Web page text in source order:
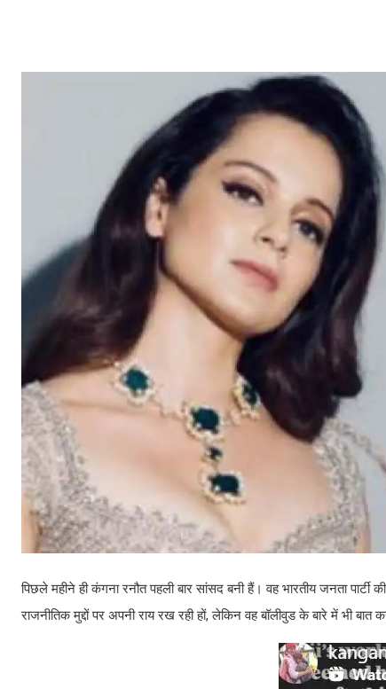
पिछले महीने ही कंगना रनौत पहली बार सांसद बनी हैं। वह भारतीय जनता
राजनीतिक मुद्दों पर अपनी राय रख रही हों, लेकिन वह बॉलीवुड के बारे में भी